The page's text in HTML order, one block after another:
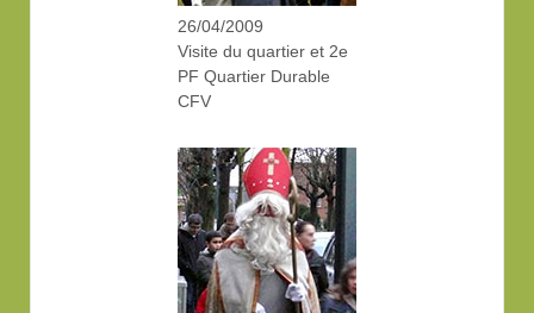
26/04/2009
Visite du quartier et 2e
PF Quartier Durable
CFV